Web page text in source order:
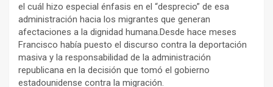
el cuál hizo especial énfasis en el “desprecio” de esa
administración hacia los migrantes que generan
afectaciones a la dignidad humana.Desde hace meses
Francisco había puesto el discurso contra la deportación
masiva y la responsabilidad de la administración
republicana en la decisión que tomó el gobierno
estadounidense contra la migración.